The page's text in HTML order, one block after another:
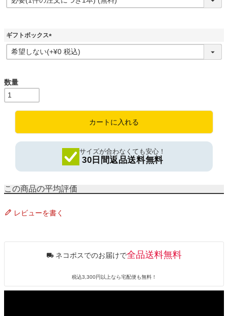
必
ギフトボックス
(
必
カートに入れる
サイズが合わなくても安心！
30日間返品送料無料
レビューを書く
ネコポスでのお届けで全品送料無料
税込3,300円以上なら宅配便も無料！